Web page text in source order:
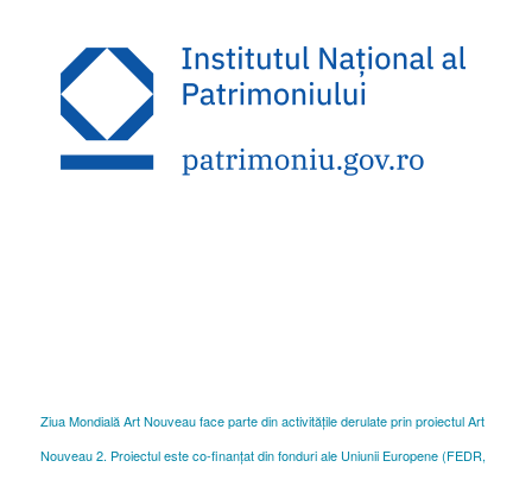
Ziua Mondială Art Nouveau face parte din activitățile derulate prin proiectul Art
Nouveau 2. Proiectul este co-finanțat din fonduri ale Uniunii Europene (FEDR,